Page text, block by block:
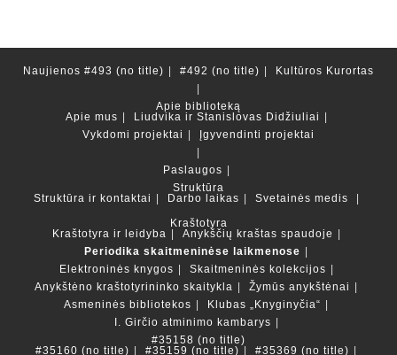
Naujienos #493 (no title) #492 (no title) Kultūros Kurortas
Apie biblioteką
Apie mus
Liudvika ir Stanislovas Didžiuliai
Vykdomi projektai
Įgyvendinti projektai
Paslaugos
Struktūra
Struktūra ir kontaktai
Darbo laikas
Svetainės medis
Kraštotyra
Kraštotyra ir leidyba
Anykščių kraštas spaudoje
Periodika skaitmeninėse laikmenose
Elektroninės knygos
Skaitmeninės kolekcijos
Anykštėno kraštotyrininko skaitykla
Žymūs anykštėnai
Asmeninės bibliotekos
Klubas „Knyginyčia“
I. Girčio atminimo kambarys
#35158 (no title)
#35160 (no title)
#35159 (no title) #35369 (no title)